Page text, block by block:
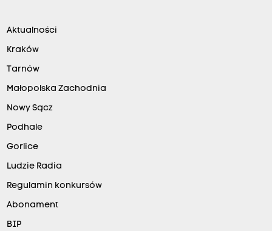
Aktualności
Kraków
Tarnów
Małopolska Zachodnia
Nowy Sącz
Podhale
Gorlice
Ludzie Radia
Regulamin konkursów
Abonament
BIP